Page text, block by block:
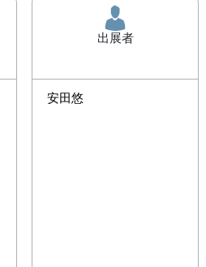
出展者
安田悠